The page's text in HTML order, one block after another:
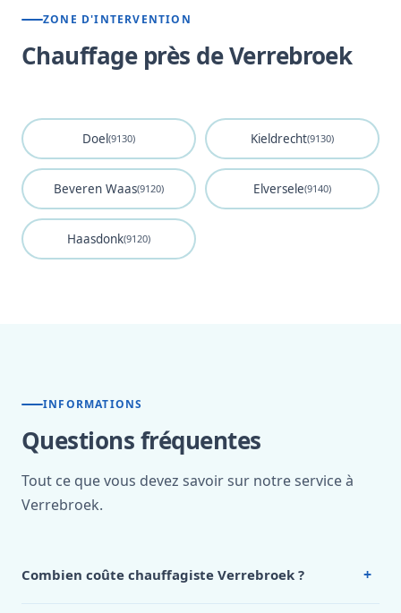
ZONE D'INTERVENTION
Chauffage près de Verrebroek
Doel(9130) Kieldrecht(9130)
Beveren Waas(9120) Elversele(9140)
Haasdonk(9120)
INFORMATIONS
Questions fréquentes
Tout ce que vous devez savoir sur notre service à
Verrebroek.
Combien coûte chauffagiste Verrebroek ? +